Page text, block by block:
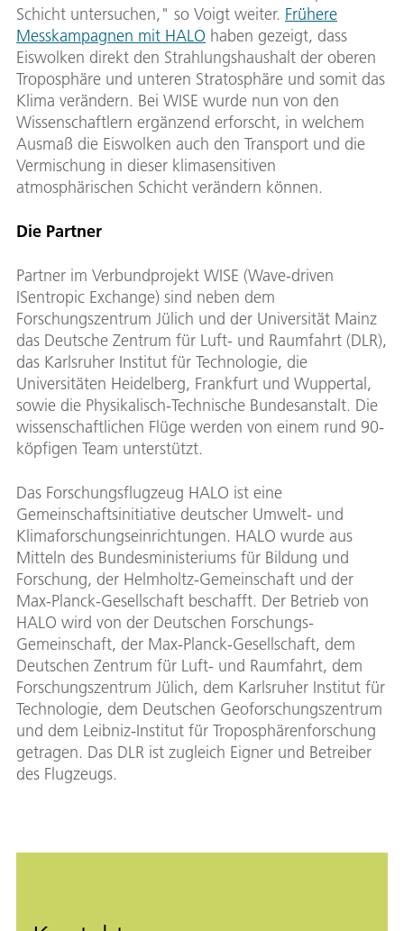
Schicht untersuchen," so Voigt weiter. Frühere
Messkampagnen mit HALO haben gezeigt, dass
Eiswolken direkt den Strahlungshaushalt der oberen
Troposphäre und unteren Stratosphäre und somit das
Klima verändern. Bei WISE wurde nun von den
Wissenschaftlern ergänzend erforscht, in welchem
Ausmaß die Eiswolken auch den Transport und die
Vermischung in dieser klimasensitiven
atmosphärischen Schicht verändern können.
Die Partner
Partner im Verbundprojekt WISE (Wave-driven
ISentropic Exchange) sind neben dem
Forschungszentrum Jülich und der Universität Mainz
das Deutsche Zentrum für Luft- und Raumfahrt (DLR),
das Karlsruher Institut für Technologie, die
Universitäten Heidelberg, Frankfurt und Wuppertal,
sowie die Physikalisch-Technische Bundesanstalt. Die
wissenschaftlichen Flüge werden von einem rund 90-
köpfigen Team unterstützt.
Das Forschungsflugzeug HALO ist eine
Gemeinschaftsinitiative deutscher Umwelt- und
Klimaforschungseinrichtungen. HALO wurde aus
Mitteln des Bundesministeriums für Bildung und
Forschung, der Helmholtz-Gemeinschaft und der
Max-Planck-Gesellschaft beschafft. Der Betrieb von
HALO wird von der Deutschen Forschungs-
Gemeinschaft, der Max-Planck-Gesellschaft, dem
Deutschen Zentrum für Luft- und Raumfahrt, dem
Forschungszentrum Jülich, dem Karlsruher Institut für
Technologie, dem Deutschen Geoforschungszentrum
und dem Leibniz-Institut für Troposphärenforschung
getragen. Das DLR ist zugleich Eigner und Betreiber
des Flugzeugs.